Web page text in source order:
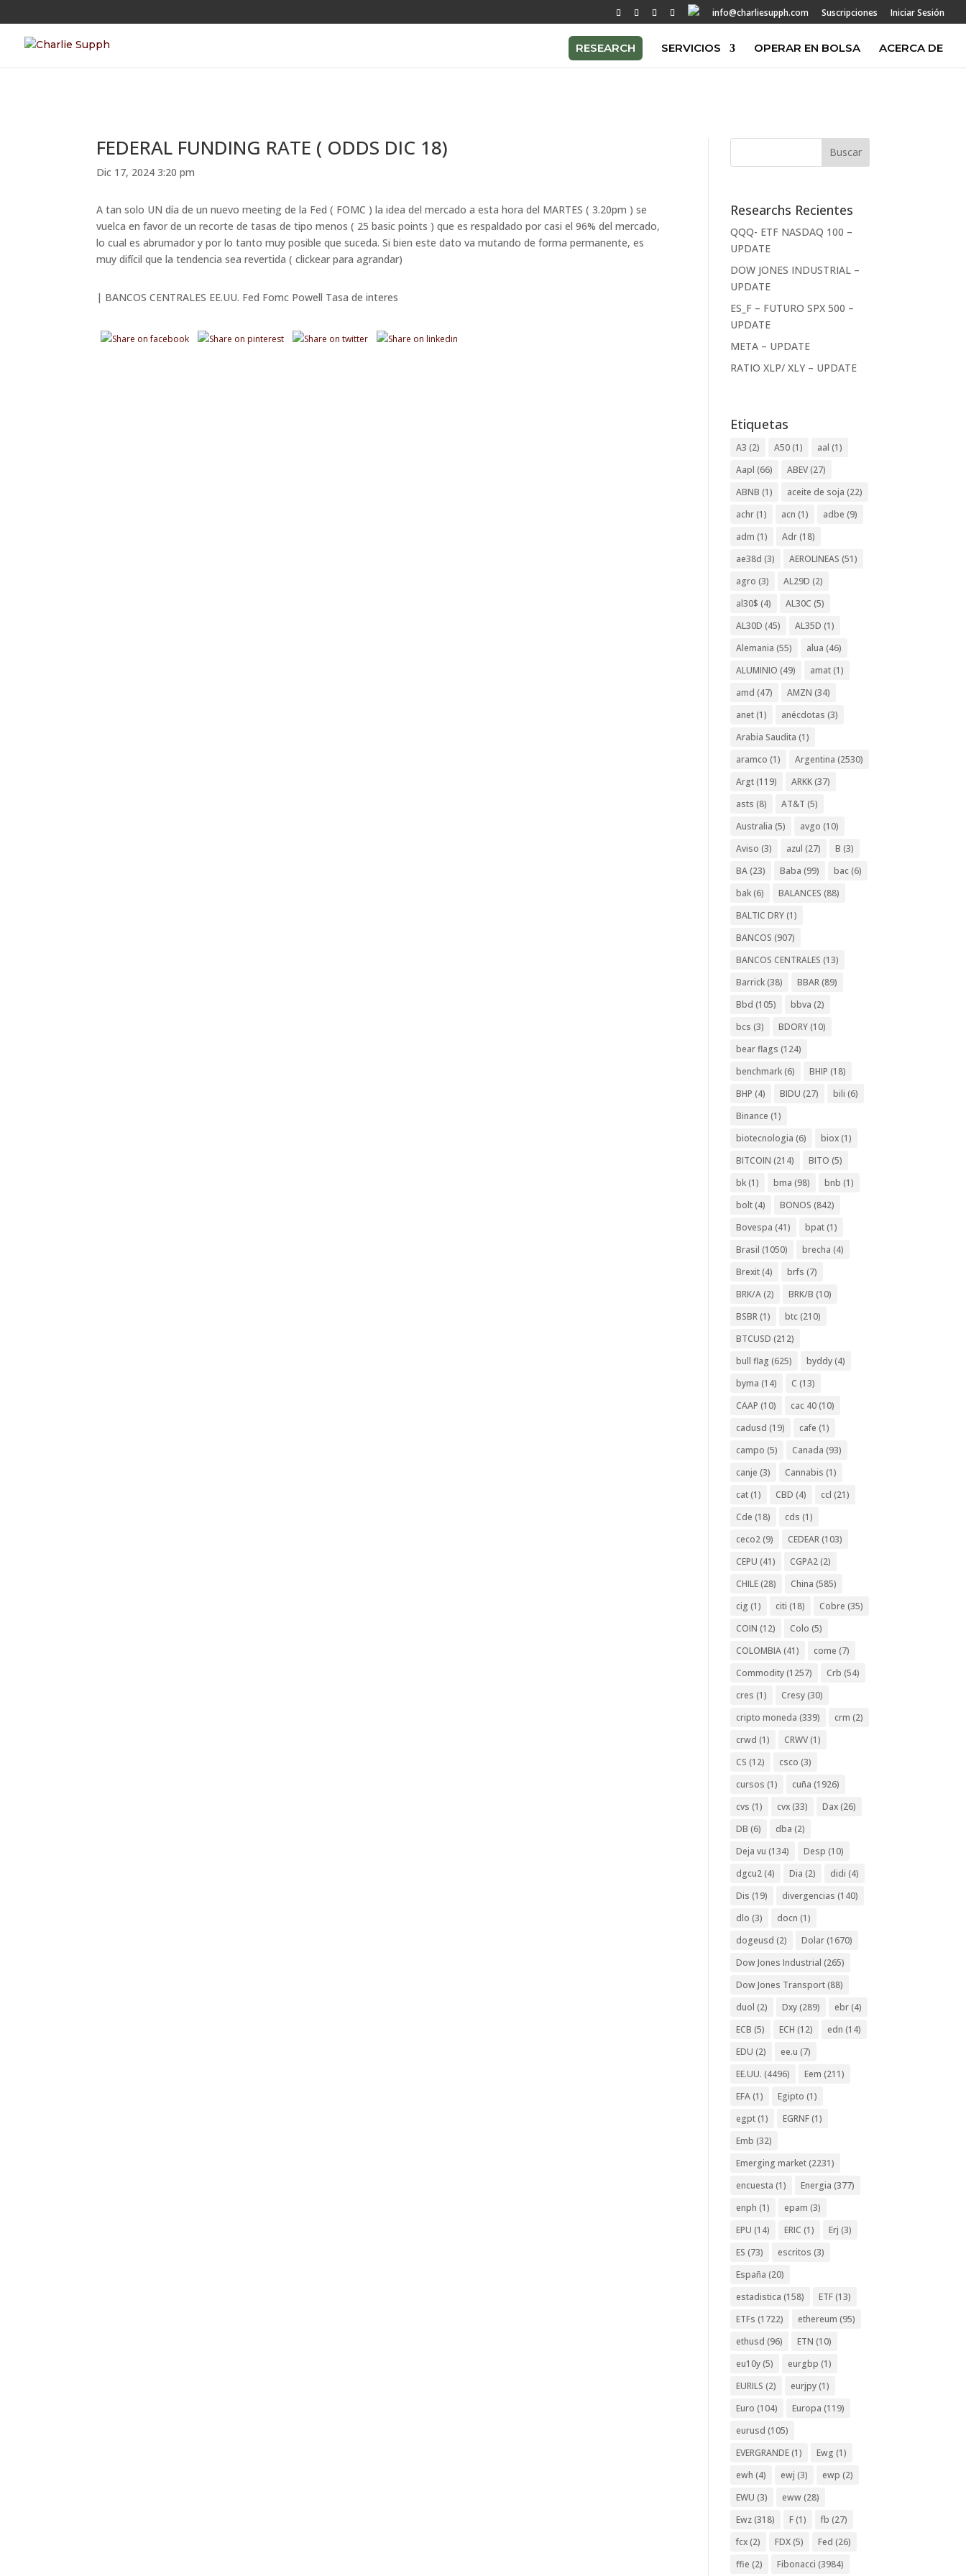
info@charliesupph.com Suscripciones Iniciar Sesión
RESEARCH SERVICIOS OPERAR EN BOLSA ACERCA DE
FEDERAL FUNDING RATE ( ODDS DIC 18)
Dic 17, 2024 3:20 pm
A tan solo UN día de un nuevo meeting de la Fed ( FOMC ) la idea del mercado a esta hora del MARTES ( 3.20pm ) se
vuelca en favor de un recorte de tasas de tipo menos ( 25 basic points ) que es respaldado por casi el 96% del mercado,
lo cual es abrumador y por lo tanto muy posible que suceda. Si bien este dato va mutando de forma permanente, es
muy difícil que la tendencia sea revertida ( clickear para agrandar)
| BANCOS CENTRALES EE.UU. Fed Fomc Powell Tasa de interes
Researchs Recientes
QQQ- ETF NASDAQ 100 –
UPDATE
DOW JONES INDUSTRIAL –
UPDATE
ES_F – FUTURO SPX 500 –
UPDATE
META – UPDATE
RATIO XLP/ XLY – UPDATE
Etiquetas
A3 (2) A50 (1) aal (1)
Aapl (66) ABEV (27)
ABNB (1) aceite de soja (22)
achr (1) acn (1) adbe (9)
adm (1) Adr (18)
ae38d (3) AEROLINEAS (51)
agro (3) AL29D (2)
al30$ (4) AL30C (5)
AL30D (45) AL35D (1)
Alemania (55) alua (46)
ALUMINIO (49) amat (1)
amd (47) AMZN (34)
anet (1) anécdotas (3)
Arabia Saudita (1)
aramco (1) Argentina (2530)
Argt (119) ARKK (37)
asts (8) AT&T (5)
Australia (5) avgo (10)
Aviso (3) azul (27) B (3)
BA (23) Baba (99) bac (6)
bak (6) BALANCES (88)
BALTIC DRY (1)
BANCOS (907)
BANCOS CENTRALES (13)
Barrick (38) BBAR (89)
Bbd (105) bbva (2)
bcs (3) BDORY (10)
bear flags (124)
benchmark (6) BHIP (18)
BHP (4) BIDU (27) bili (6)
Binance (1)
biotecnologia (6) biox (1)
BITCOIN (214) BITO (5)
bk (1) bma (98) bnb (1)
bolt (4) BONOS (842)
Bovespa (41) bpat (1)
Brasil (1050) brecha (4)
Brexit (4) brfs (7)
BRK/A (2) BRK/B (10)
BSBR (1) btc (210)
BTCUSD (212)
bull flag (625) byddy (4)
byma (14) C (13)
CAAP (10) cac 40 (10)
cadusd (19) cafe (1)
campo (5) Canada (93)
canje (3) Cannabis (1)
cat (1) CBD (4) ccl (21)
Cde (18) cds (1)
ceco2 (9) CEDEAR (103)
CEPU (41) CGPA2 (2)
CHILE (28) China (585)
cig (1) citi (18) Cobre (35)
COIN (12) Colo (5)
COLOMBIA (41) come (7)
Commodity (1257) Crb (54)
cres (1) Cresy (30)
cripto moneda (339) crm (2)
crwd (1) CRWV (1)
CS (12) csco (3)
cursos (1) cuña (1926)
cvs (1) cvx (33) Dax (26)
DB (6) dba (2)
Deja vu (134) Desp (10)
dgcu2 (4) Dia (2) didi (4)
Dis (19) divergencias (140)
dlo (3) docn (1)
dogeusd (2) Dolar (1670)
Dow Jones Industrial (265)
Dow Jones Transport (88)
duol (2) Dxy (289) ebr (4)
ECB (5) ECH (12) edn (14)
EDU (2) ee.u (7)
EE.UU. (4496) Eem (211)
EFA (1) Egipto (1)
egpt (1) EGRNF (1)
Emb (32)
Emerging market (2231)
encuesta (1) Energia (377)
enph (1) epam (3)
EPU (14) ERIC (1) Erj (3)
ES (73) escritos (3)
España (20)
estadistica (158) ETF (13)
ETFs (1722) ethereum (95)
ethusd (96) ETN (10)
eu10y (5) eurgbp (1)
EURILS (2) eurjpy (1)
Euro (104) Europa (119)
eurusd (105)
EVERGRANDE (1) Ewg (1)
ewh (4) ewj (3) ewp (2)
EWU (3) eww (28)
Ewz (318) F (1) fb (27)
fcx (2) FDX (5) Fed (26)
ffie (2) Fibonacci (3984)